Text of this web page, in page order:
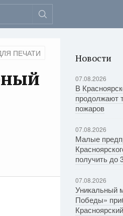
ПЕЧАТИ Новости
07.08.2026
В
продолжают
пожаров
07.08.2026
Малые
получить до
07.08.2026
Уникальный
Победы»